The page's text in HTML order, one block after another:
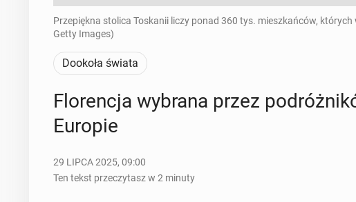
Przepiękna stolica Toskanii liczy ponad 360 tys. mieszkańców,
Getty Images)
Dookoła świata
Flo­ren­cja wybrana przez
Europie
29 LIPCA 2025, 09:00
Ten tekst przeczytasz w 2 minuty